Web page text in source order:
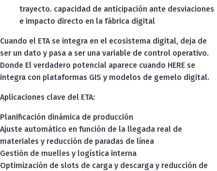
trayecto. capacidad de anticipación ante desviaciones
e impacto directo en la fábrica digital
Cuando el ETA se integra en el ecosistema digital, deja de
ser un dato y pasa a ser una variable de control operativo.
Donde El verdadero potencial aparece cuando HERE se
integra con plataformas GIS y modelos de gemelo digital.
Aplicaciones clave del ETA:
Planificación dinámica de producción
Ajuste automático en función de la llegada real de
materiales y reducción de paradas de línea
Gestión de muelles y logística interna
Optimización de slots de carga y descarga y reducción de